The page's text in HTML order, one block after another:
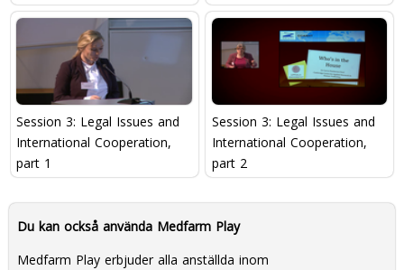
Session 3: Legal Issues and
International Cooperation,
part 1
Session 3: Legal Issues and
International Cooperation,
part 2
Du kan också använda Medfarm Play
Medfarm Play erbjuder alla anställda inom